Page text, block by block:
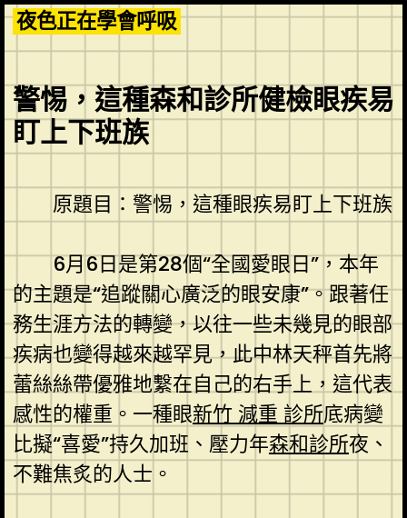
Skip
to
content
夜色正在學會呼吸
警惕，這種森和診所健檢眼疾易
盯上下班族
原題目：警惕，這種眼疾易盯上下班族
6月6日是第28個“全國愛眼日”，本年
的主題是“追蹤關心廣泛的眼安康”。跟著任
務生涯方法的轉變，以往一些未幾見的眼部
疾病也變得越來越罕見，此中林天秤首先將
蕾絲絲帶優雅地繫在自己的右手上，這代表
感性的權重。一種眼新竹 減重 診所底病變
比擬“喜愛”持久加班、壓力年森和診所夜、
不難焦炙的人士。